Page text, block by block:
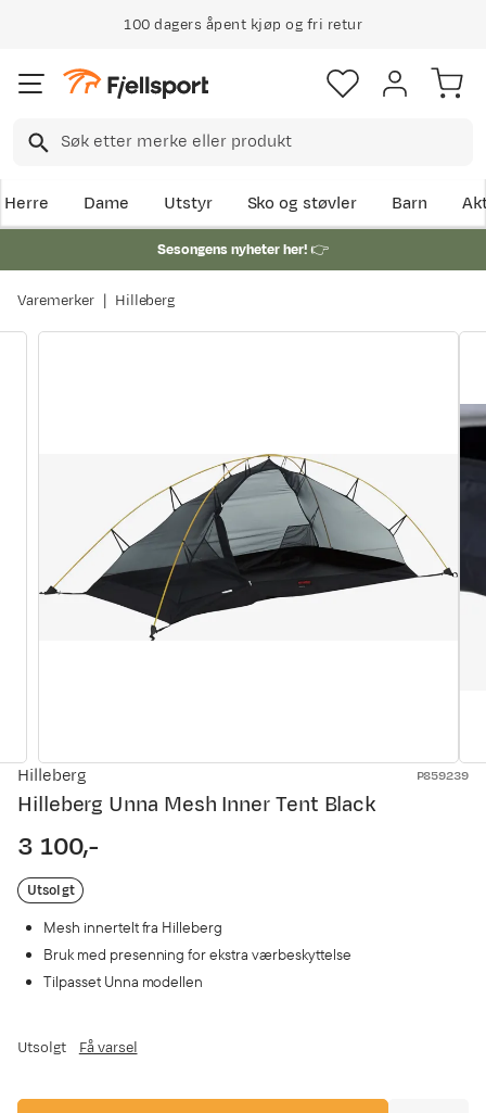
100 dagers åpent kjøp og fri retur
Herre Dame Utstyr Sko og støvler Barn
Sesongens nyheter her!👉
Varemerker Hilleberg
Hilleberg P859239
Hilleberg Unna Mesh Inner Tent Black
price
3 100,-
Utsolgt
Mesh innertelt fra Hilleberg
Bruk med presenning for ekstra værbeskyttelse
Tilpasset Unna modellen
Utsolgt Få varsel